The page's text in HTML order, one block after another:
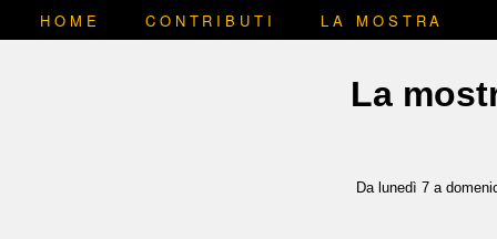
HOME CONTRIBUTI LA MOSTRA
La
Da lunedì 7 a